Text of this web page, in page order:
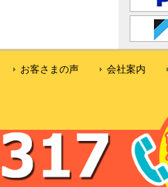
お客さまの声 会社案内